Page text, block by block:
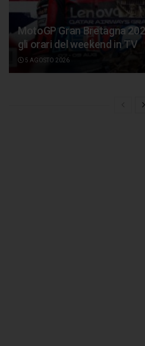
MotoGP Gran Bretagna
gli orari del weekend in TV
5 AGOSTO 2026